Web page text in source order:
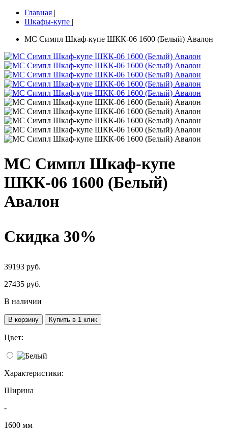
Главная |
Шкафы-купе |
МС Симпл Шкаф-купе ШКК-06 1600 (Белый) Авалон
МС Симпл Шкаф-купе
ШКК-06 1600 (Белый)
Авалон
Скидка 30%
39193 руб.
27435 руб.
В наличии
В корзину Купить в 1 клик
Цвет:
Характеристики:
Ширина
-
1600 мм